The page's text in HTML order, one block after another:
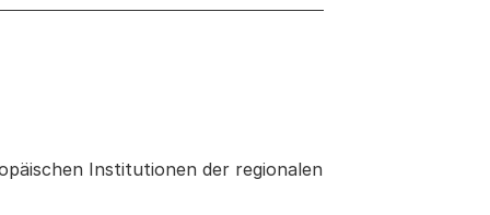
Institutionen der regionalen